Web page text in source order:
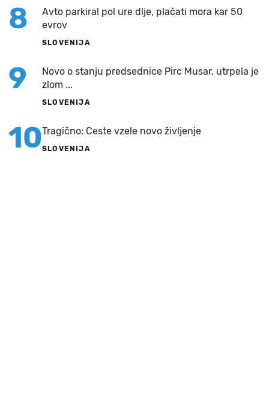
8
Avto parkiral pol ure dlje, plačati mora kar 50
evrov
SLOVENIJA
9
Novo o stanju predsednice Pirc Musar, utrpela je
zlom ...
SLOVENIJA
10Tragično: Ceste vzele novo življenje
SLOVENIJA